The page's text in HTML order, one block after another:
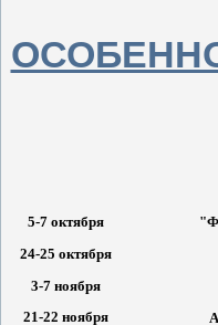
5-7 октября
24-25 октября
3-7 ноября
21-22 ноября